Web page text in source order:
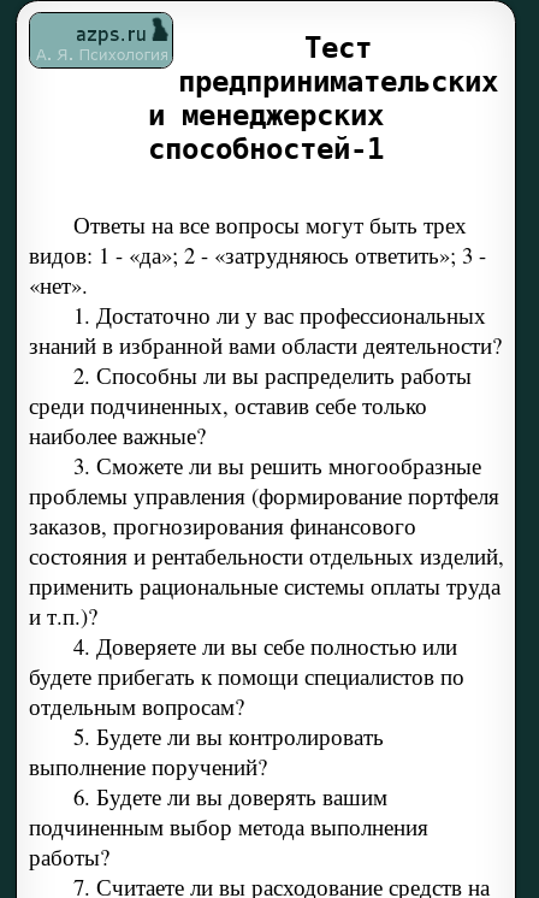
Тест
предпринимательских
и менеджерских
способностей-1
Ответы на все вопросы могут быть трех
видов: 1 - «да»; 2 - «затрудняюсь ответить»; 3 -
«нет».
1. Достаточно ли у вас профессиональных
знаний в избранной вами области деятельности?
2. Способны ли вы распределить работы
среди подчиненных, оставив себе только
наиболее важные?
3. Сможете ли вы решить многообразные
проблемы управления (формирование портфеля
заказов, прогнозирования финансового
состояния и рентабельности отдельных изделий,
применить рациональные системы оплаты труда
и т.п.)?
4. Доверяете ли вы себе полностью или
будете прибегать к помощи специалистов по
отдельным вопросам?
5. Будете ли вы контролировать
выполнение поручений?
6. Будете ли вы доверять вашим
подчиненным выбор метода выполнения
работы?
7. Считаете ли вы расходование средств на